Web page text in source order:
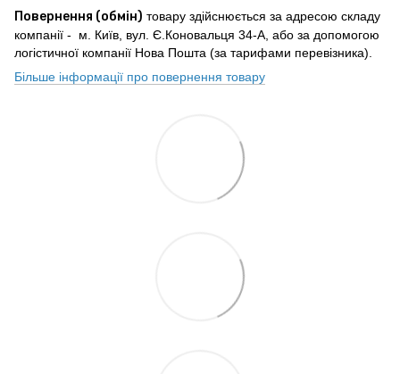
Повернення (обмін) товару здійснюється за адресою складу
компанії - м. Київ, вул. Є.Коновальця 34-А, або за допомогою
логістичної компанії Нова Пошта (за тарифами перевізника).
Більше інформації про повернення товару